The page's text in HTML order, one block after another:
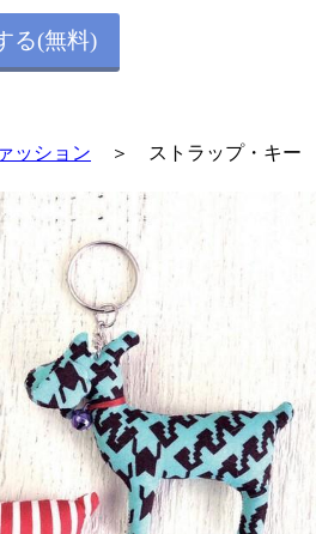
る(無料)
ッション ＞ ストラップ・キー